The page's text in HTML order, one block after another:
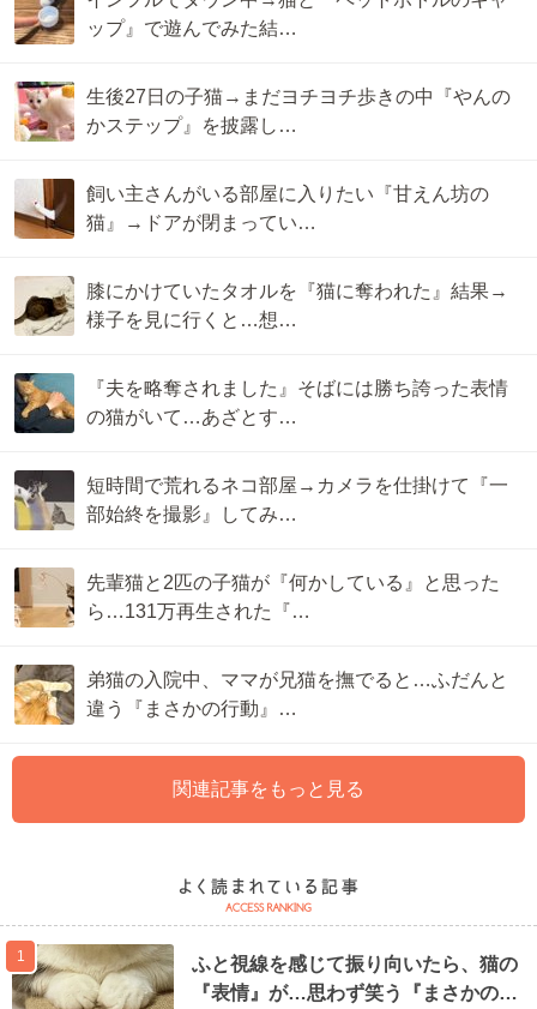
ップ』で遊んでみた結…
生後27日の子猫→まだヨチヨチ歩きの中『やんの
かステップ』を披露し…
飼い主さんがいる部屋に入りたい『甘えん坊の
猫』→ドアが閉まってい…
膝にかけていたタオルを『猫に奪われた』結果→
様子を見に行くと…想…
『夫を略奪されました』そばには勝ち誇った表情
の猫がいて…あざとす…
短時間で荒れるネコ部屋→カメラを仕掛けて『一
部始終を撮影』してみ…
先輩猫と2匹の子猫が『何かしている』と思った
ら…131万再生された『…
弟猫の入院中、ママが兄猫を撫でると…ふだんと
違う『まさかの行動』…
関連記事をもっと見る
1
ふと視線を感じて振り向いたら、猫の
『表情』が…思わず笑う『まさかの…